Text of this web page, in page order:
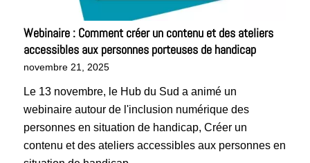
Webinaire : Comment créer un contenu et des ateliers
accessibles aux personnes porteuses de handicap
novembre 21, 2025
Le 13 novembre, le Hub du Sud a animé un
webinaire autour de l'inclusion numérique des
personnes en situation de handicap, Créer un
contenu et des ateliers accessibles aux personnes en